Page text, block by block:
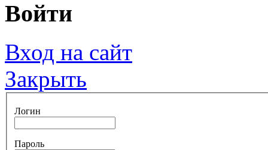
Войти
Вход на сайт
Закрыть
Логин
Пароль